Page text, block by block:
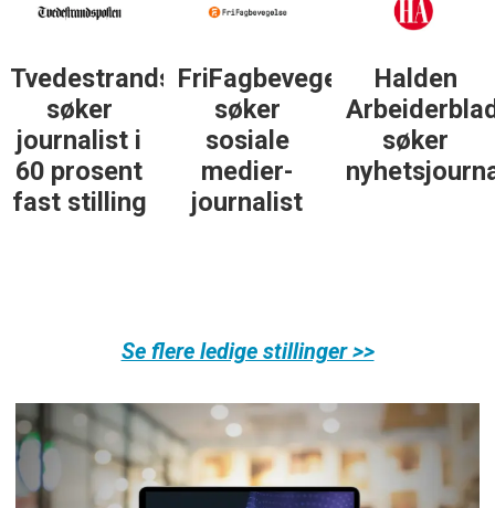
Tvedestrandsposten
søker
journalist i
60 prosent
fast stilling
FriFagbevegelse
søker
sosiale
medier-
journalist
Halden
søker
Se flere ledige stillinger >>